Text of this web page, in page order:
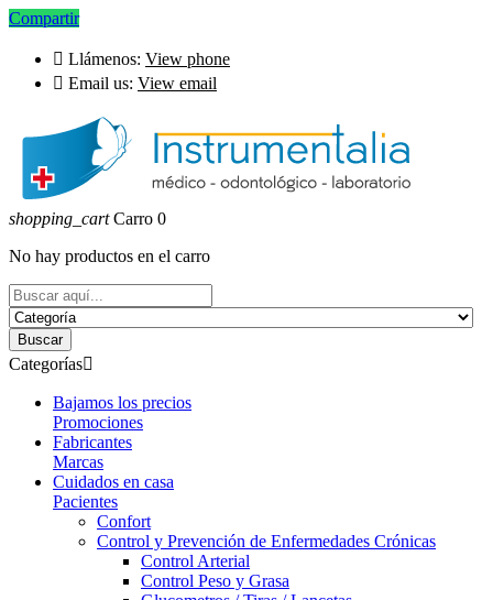
Compartir
 Llámenos: View phone
 Email us: View email
shopping_cart Carro 0
No hay productos en el carro
Buscar
Categorías
Bajamos los precios
Promociones
Fabricantes
Marcas
Cuidados en casa
Pacientes
Confort
Control y Prevención de Enfermedades Crónicas
Control Arterial
Control Peso y Grasa